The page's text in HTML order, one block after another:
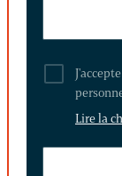
Lire la